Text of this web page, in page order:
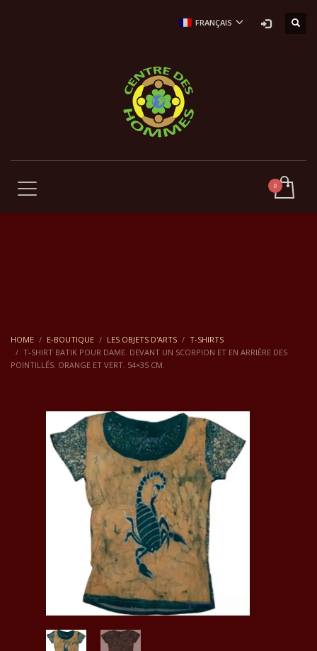
FRANÇAIS
HOME E-BOUTIQUE LES OBJETS D'ARTS
T-SHIRTS
T-SHIRT BATIK POUR DAME. DEVANT UN SCORPION ET EN ARRIÈRE DES
POINTILLÉS. ORANGE ET VERT. 54×35 CM.